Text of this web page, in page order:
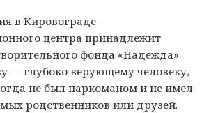
в Кировограде
центра принадлежит
фонда «Надежда»
— глубоко верующему человеку,
не был наркоманом и не имел
родственников или друзей.